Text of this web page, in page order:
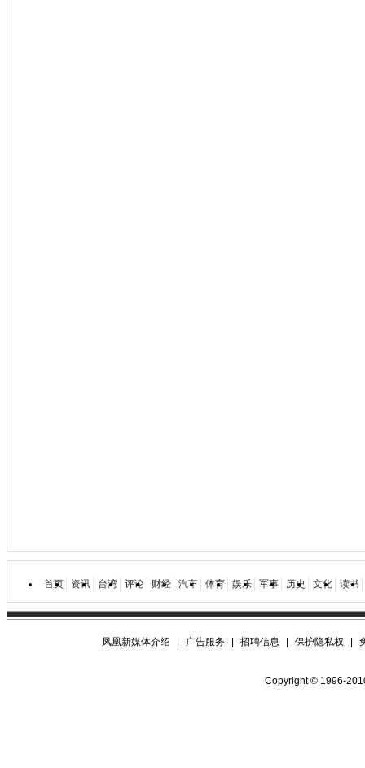
首页 资讯 台湾 评论 财经 汽车 体育 娱乐 军事 历史 文化 读书
凤凰新媒体介绍 广告服务 招聘信息 保护隐私权
Copyright © 1996-